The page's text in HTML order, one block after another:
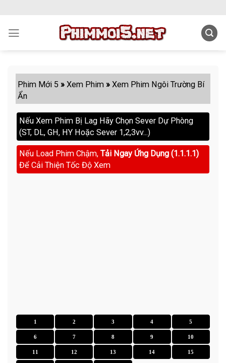
content
Phim Mới 5 »Xem Phim »Xem Phim Ngôi Trường Bí
Ẩn
Nếu Xem Phim Bị Lag Hãy Chọn Sever Dự Phòng
(ST, DL, GH, HY Hoặc Sever 1,2,3vv...)
Nếu Load Phim Chậm, Tải Ngay Ứng Dụng (1.1.1.1)
Để Cải Thiện Tốc Độ Xem
1 2 3 4 5
6 7 8 9 10
11 12 13 14 15